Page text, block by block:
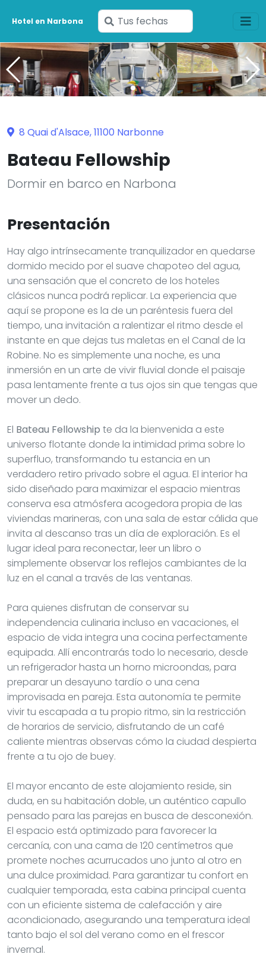
Hotel en Narbona
Ingresa
tus
fechas
8 Quai d'Alsace, 11100 Narbonne
Bateau Fellowship
Dormir en barco en Narbona
Presentación
Hay algo intrínsecamente tranquilizador en quedarse
dormido mecido por el suave chapoteo del agua,
una sensación que el concreto de los hoteles
clásicos nunca podrá replicar. La experiencia que
aquí se propone es la de un paréntesis fuera del
tiempo, una invitación a ralentizar el ritmo desde el
instante en que dejas tus maletas en el Canal de la
Robine. No es simplemente una noche, es una
inmersión en un arte de vivir fluvial donde el paisaje
pasa lentamente frente a tus ojos sin que tengas que
mover un dedo.
El Bateau Fellowship te da la bienvenida a este
universo flotante donde la intimidad prima sobre lo
superfluo, transformando tu estancia en un
verdadero retiro privado sobre el agua. El interior ha
sido diseñado para maximizar el espacio mientras
conserva esa atmósfera acogedora propia de las
viviendas marineras, con una sala de estar cálida que
invita al descanso tras un día de exploración. Es el
lugar ideal para reconectar, leer un libro o
simplemente observar los reflejos cambiantes de la
luz en el canal a través de las ventanas.
Para quienes disfrutan de conservar su
independencia culinaria incluso en vacaciones, el
espacio de vida integra una cocina perfectamente
equipada. Allí encontrarás todo lo necesario, desde
un refrigerador hasta un horno microondas, para
preparar un desayuno tardío o una cena
improvisada en pareja. Esta autonomía te permite
vivir tu escapada a tu propio ritmo, sin la restricción
de horarios de servicio, disfrutando de un café
caliente mientras observas cómo la ciudad despierta
frente a tu ojo de buey.
El mayor encanto de este alojamiento reside, sin
duda, en su habitación doble, un auténtico capullo
pensado para las parejas en busca de desconexión.
El espacio está optimizado para favorecer la
cercanía, con una cama de 120 centímetros que
promete noches acurrucados uno junto al otro en
una dulce proximidad. Para garantizar tu confort en
cualquier temporada, esta cabina principal cuenta
con un eficiente sistema de calefacción y aire
acondicionado, asegurando una temperatura ideal
tanto bajo el sol del verano como en el frescor
invernal.